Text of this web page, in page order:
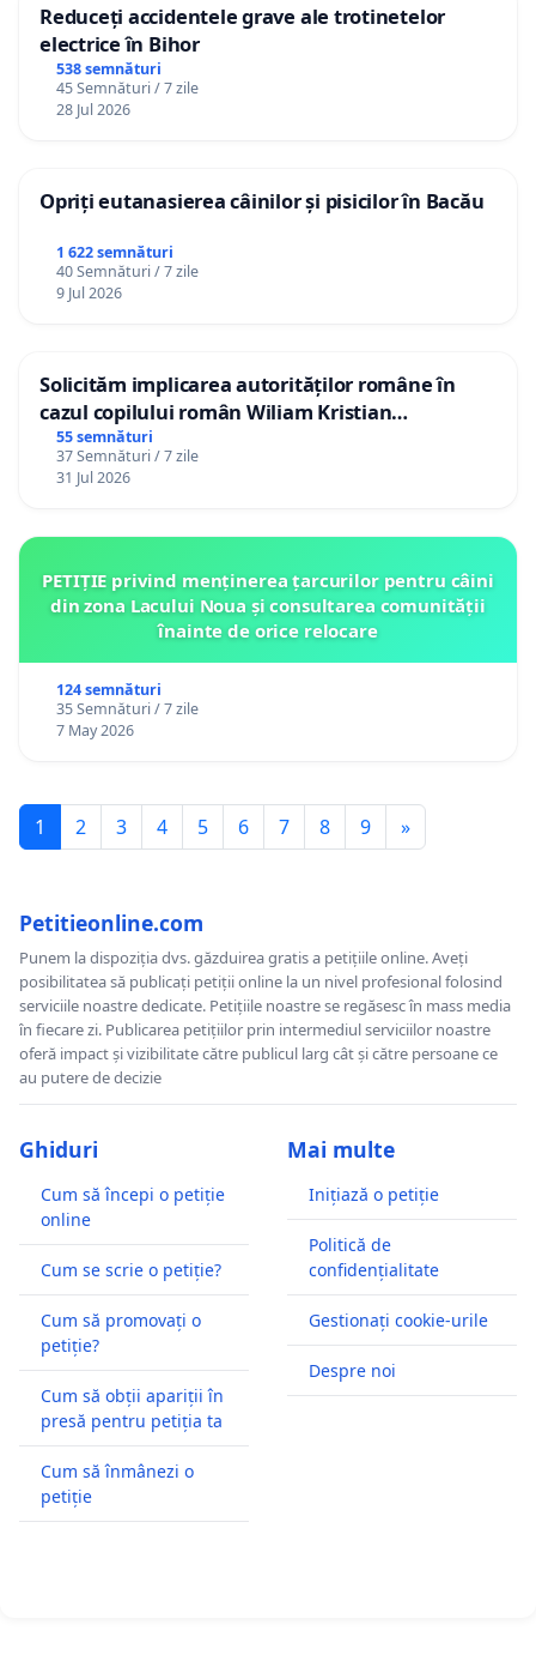
Reduceți accidentele grave ale trotinetelor
electrice în Bihor
538 semnături
45 Semnături / 7 zile
28 Jul 2026
Opriți eutanasierea câinilor și pisicilor în Bacău
1 622 semnături
40 Semnături / 7 zile
9 Jul 2026
Solicităm implicarea autorităților române în
cazul copilului român Wiliam Kristian
Gheorghe, aflat în plasament în Danemarca de
12 ani
55 semnături
37 Semnături / 7 zile
31 Jul 2026
PETIȚIE privind menținerea țarcurilor pentru câini
din zona Lacului Noua și consultarea comunității
înainte de orice relocare
124 semnături
35 Semnături / 7 zile
7 May 2026
1 2 3 4 5 6 7 8 9 »
Petitieonline.com
Punem la dispoziția dvs. găzduirea gratis a petițiile online. Aveți
posibilitatea să publicați petiții online la un nivel profesional folosind
serviciile noastre dedicate. Petițiile noastre se regăsesc în mass media
în fiecare zi. Publicarea petițiilor prin intermediul serviciilor noastre
oferă impact și vizibilitate către publicul larg cât și către persoane ce
au putere de decizie
Ghiduri
Cum să începi o petiție
online
Cum se scrie o petiție?
Cum să promovați o
petiție?
Cum să obții apariții în
presă pentru petiția ta
Cum să înmânezi o
petiție
Mai multe
Inițiază o petiție
Politică de
confidențialitate
Gestionați cookie-urile
Despre noi